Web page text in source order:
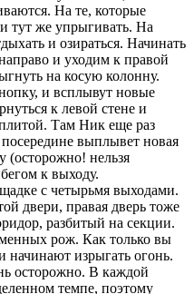
На те, которые
тут же упрыгивать. На
и озираться. Начинать
и уходим к правой
на косую колонну.
и всплывут новые
к левой стене и
Там Ник еще раз
выплывет новая
(осторожно! нельзя
к выходу.
с четырьмя выходами.
двери, правая дверь тоже
разбитый на секции.
рож. Как только вы
начинают изрыгать огонь.
осторожно. В каждой
темпе, поэтому